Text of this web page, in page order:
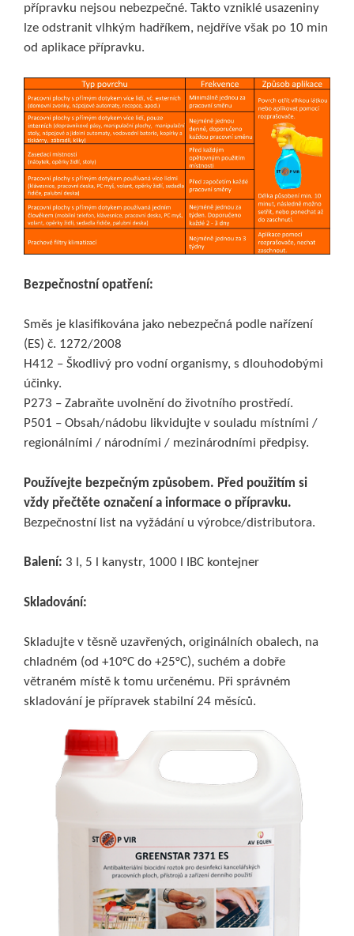
přípravku nejsou nebezpečné. Takto vzniklé usazeniny
lze odstranit vlhkým hadříkem, nejdříve však po 10 min
od aplikace přípravku.
Bezpečnostní opatření:
Směs je klasifikována jako nebezpečná podle nařízení
(ES) č. 1272/2008
H412 – Škodlivý pro vodní organismy, s dlouhodobými
účinky.
P273 – Zabraňte uvolnění do životního prostředí.
P501 – Obsah/nádobu likvidujte v souladu místními /
regionálními / národními / mezinárodními předpisy.
Používejte bezpečným způsobem. Před použitím si
vždy přečtěte označení a informace o přípravku.
Bezpečnostní list na vyžádání u výrobce/distributora.
Balení: 3 l, 5 l kanystr, 1000 l IBC kontejner
Skladování:
Skladujte v těsně uzavřených, originálních obalech, na
chladném (od +10°C do +25°C), suchém a dobře
větraném místě k tomu určenému. Při správném
skladování je přípravek stabilní 24 měsíců.